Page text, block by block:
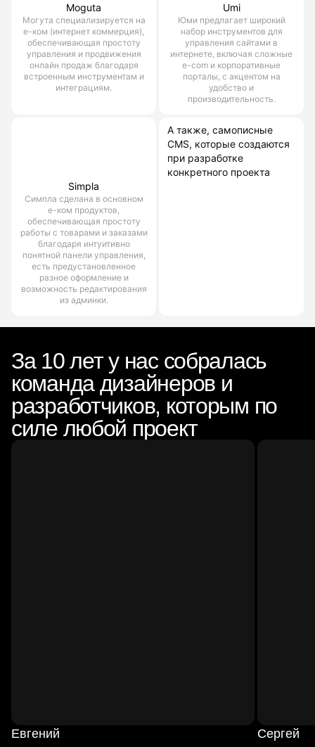
Moguta
Могута специализируется на
е-ком (интернет коммерция),
обеспечивающая простоту
управления и продвижения
онлайн продаж благодаря
встроенным инструментам и
интеграциям.
Umi
Юми предлагает широкий
набор инструментов для
управления сайтами в
интернете, включая сложные
e-com и корпоративные
порталы, с акцентом на
удобство и
производительность.
Simpla
Симпла сделана в основном
е-ком продуктов,
обеспечивающая простоту
работы с товарами и заказами
благодаря интуитивно
понятной панели управления,
есть предустановленное
разное оформление и
возможность редактирования
из админки.
А также, самописные
CMS, которые создаются
при разработке
конкретного проекта
За 10 лет у нас собралась
команда дизайнеров и
разработчиков, которым по
силе любой проект
Евгений Сергей